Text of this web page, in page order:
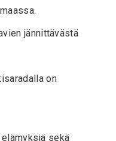
jännittävästä
on
elämyksiä sekä